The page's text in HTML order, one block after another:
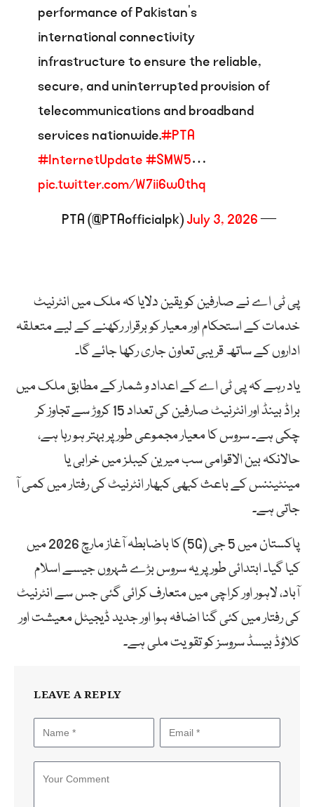
performance of Pakistan’s
international connectivity
infrastructure to ensure the reliable,
secure, and uninterrupted provision of
telecommunications and broadband
services nationwide.#PTA
#InternetUpdate#SMW5…
pic.twitter.com/W7ii6wOthq
— PTA (@PTAofficialpk)
July 3, 2026
پی ٹی اے نے صارفین کو یقین دلایا کہ ملک میں انٹرنیٹ
خدمات کے استحکام اور معیار کو برقرار رکھنے کے لیے متعلقہ
اداروں کے ساتھ قریبی تعاون جاری رکھا جائے گا۔
یاد رہے کہ پی ٹی اے کے اعداد و شمار کے مطابق ملک میں
براڈ بینڈ اور انٹرنیٹ صارفین کی تعداد 15 کروڑ سے تجاوز کر
چکی ہے۔ سروس کا معیار مجموعی طور پر بہتر ہو رہا ہے،
حالانکہ بین الاقوامی سب میرین کیبلز میں خرابی یا
مینٹیننس کے باعث کبھی کبھار انٹرنیٹ کی رفتار میں کمی آ
جاتی ہے۔
پاکستان میں 5 جی (5G) کا باضابطہ آغاز مارچ 2026 میں
کیا گیا۔ ابتدائی طور پر یہ سروس بڑے شہروں جیسے اسلام
آباد، لاہور اور کراچی میں متعارف کرائی گئی جس سے انٹرنیٹ
کی رفتار میں کئی گنا اضافہ ہوا اور جدید ڈیجیٹل معیشت اور
کلاؤڈ بیسڈ سروسز کو تقویت ملی ہے۔
LEAVE A REPLY